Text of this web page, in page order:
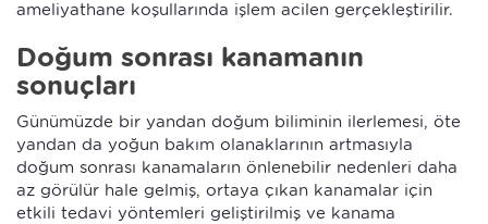
ameliyathane koşullarında işlem acilen gerçekleştirilir.
Doğum sonrası kanamanın
sonuçları
Günümüzde bir yandan doğum biliminin ilerlemesi, öte
yandan da yoğun bakım olanaklarının artmasıyla
doğum sonrası kanamaların önlenebilir nedenleri daha
az görülür hale gelmiş, ortaya çıkan kanamalar için
etkili tedavi yöntemleri geliştirilmiş ve kanama